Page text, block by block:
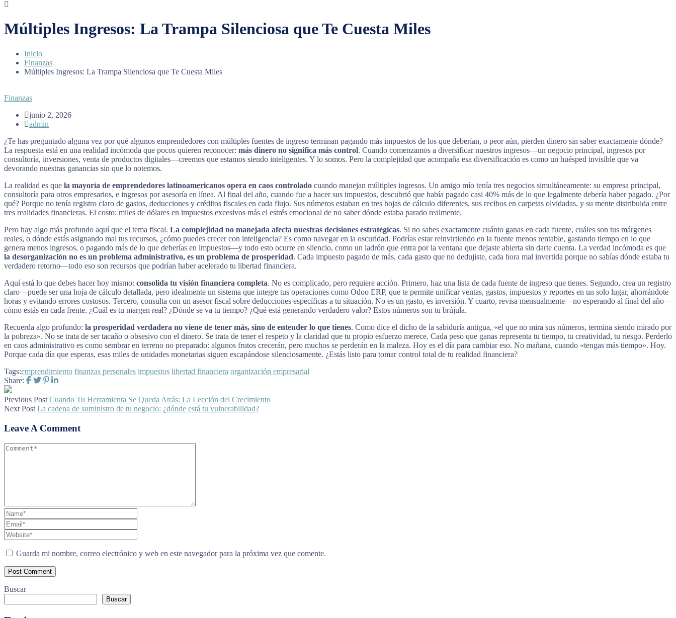
Múltiples Ingresos: La Trampa Silenciosa que Te Cuesta Miles
Inicio
Finanzas
Múltiples Ingresos: La Trampa Silenciosa que Te Cuesta Miles
Finanzas
junio 2, 2026
admin
¿Te has preguntado alguna vez por qué algunos emprendedores con múltiples fuentes de ingreso terminan pagando más impuestos de los que deberían, o peor aún, pierden dinero sin saber exactamente dónde?
La respuesta está en una realidad incómoda que pocos quieren reconocer: más dinero no significa más control. Cuando comenzamos a diversificar nuestros ingresos—un negocio principal, ingresos por
consultoría, inversiones, venta de productos digitales—creemos que estamos siendo inteligentes. Y lo somos. Pero la complejidad que acompaña esa diversificación es como un huésped invisible que va
devorando nuestras ganancias sin que lo notemos.
La realidad es que la mayoría de emprendedores latinoamericanos opera en caos controlado cuando manejan múltiples ingresos. Un amigo mío tenía tres negocios simultáneamente: su empresa principal,
consultoría para otros empresarios, e ingresos por asesoría en línea. Al final del año, cuando fue a hacer sus impuestos, descubrió que había pagado casi 40% más de lo que legalmente debería haber pagado. ¿Por
qué? Porque no tenía registro claro de gastos, deducciones y créditos fiscales en cada flujo. Sus números estaban en tres hojas de cálculo diferentes, sus recibos en carpetas olvidadas, y su mente distribuida entre
tres realidades financieras. El costo: miles de dólares en impuestos excesivos más el estrés emocional de no saber dónde estaba parado realmente.
Pero hay algo más profundo aquí que el tema fiscal. La complejidad no manejada afecta nuestras decisiones estratégicas. Si no sabes exactamente cuánto ganas en cada fuente, cuáles son tus márgenes
reales, o dónde estás asignando mal tus recursos, ¿cómo puedes crecer con inteligencia? Es como navegar en la oscuridad. Podrías estar reinvirtiendo en la fuente menos rentable, gastando tiempo en lo que
genera menos ingresos, o pagando más de lo que deberías en impuestos—y todo esto ocurre en silencio, como un ladrón que entra por la ventana que dejaste abierta sin darte cuenta. La verdad incómoda es que
la desorganización no es un problema administrativo, es un problema de prosperidad. Cada impuesto pagado de más, cada gasto que no dedujiste, cada hora mal invertida porque no sabías dónde estaba tu
verdadero retorno—todo eso son recursos que podrían haber acelerado tu libertad financiera.
Aquí está lo que debes hacer hoy mismo: consolida tu visión financiera completa. No es complicado, pero requiere acción. Primero, haz una lista de cada fuente de ingreso que tienes. Segundo, crea un registro
claro—puede ser una hoja de cálculo detallada, pero idealmente un sistema que integre tus operaciones como Odoo ERP, que te permite unificar ventas, gastos, impuestos y reportes en un solo lugar, ahorrándote
horas y evitando errores costosos. Tercero, consulta con un asesor fiscal sobre deducciones específicas a tu situación. No es un gasto, es inversión. Y cuarto, revisa mensualmente—no esperando al final del año—
cómo estás en cada frente. ¿Cuál es tu margen real? ¿Dónde se va tu tiempo? ¿Qué está generando verdadero valor? Estos números son tu brújula.
Recuerda algo profundo: la prosperidad verdadera no viene de tener más, sino de entender lo que tienes. Como dice el dicho de la sabiduría antigua, «el que no mira sus números, termina siendo mirado por
la pobreza». No se trata de ser tacaño o obsesivo con el dinero. Se trata de tener el respeto y la claridad que tu propio esfuerzo merece. Cada peso que ganas representa tu tiempo, tu creatividad, tu riesgo. Perderlo
en caos administrativo es como sembrar en terreno no preparado: algunos frutos crecerán, pero muchos se perderán en la maleza. Hoy es el día para cambiar eso. No mañana, cuando «tengas más tiempo». Hoy.
Porque cada día que esperas, esas miles de unidades monetarias siguen escapándose silenciosamente. ¿Estás listo para tomar control total de tu realidad financiera?
Tags:emprendimiento finanzas personales impuestos libertad financiera organización empresarial
Share:
Previous Post Cuando Tu Herramienta Se Queda Atrás: La Lección del Crecimiento
Next Post La cadena de suministro de tu negocio: ¿dónde está tu vulnerabilidad?
Leave A Comment
Guarda mi nombre, correo electrónico y web en este navegador para la próxima vez que comente.
Buscar
Buscar